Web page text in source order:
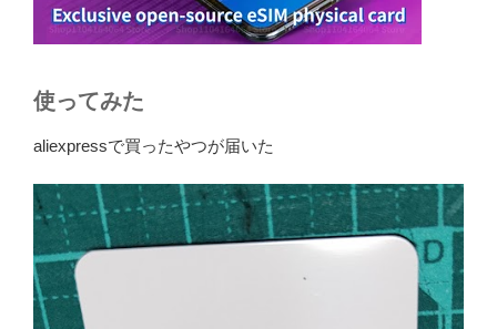
使ってみた
aliexpressで買ったやつが届いた